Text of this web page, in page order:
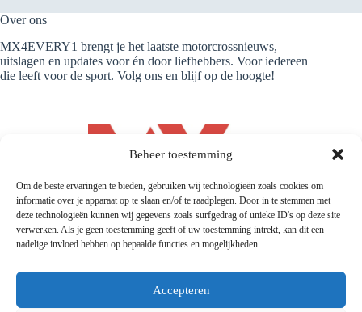
Beheer toestemming
Om de beste ervaringen te bieden, gebruiken wij technologieën zoals cookies om
informatie over je apparaat op te slaan en/of te raadplegen. Door in te stemmen met
deze technologieën kunnen wij gegevens zoals surfgedrag of unieke ID's op deze site
verwerken. Als je geen toestemming geeft of uw toestemming intrekt, kan dit een
nadelige invloed hebben op bepaalde functies en mogelijkheden.
Accepteren
Over ons
MX4EVERY1 brengt je het laatste motorcrossnieuws,
uitslagen en updates voor én door liefhebbers. Voor iedereen
die leeft voor de sport. Volg ons en blijf op de hoogte!